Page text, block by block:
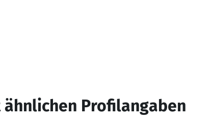
Profilangaben